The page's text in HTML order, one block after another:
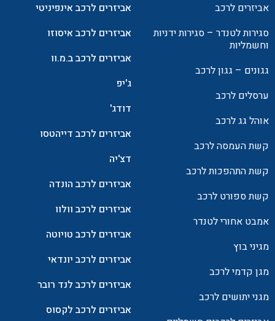
אביזרים לרכב
סגירות לטנדר – סגירות ידניות
וחשמליות
גגונים – גגון לרכב
ערסלים לרכב
אוהל גג לרכב
קשת העמסה לרכב
קשת התהפכות לרכב
קשת ספורט לרכב
אמבט אחורי לטנדר
מגיני בוץ
מגן קדמי לרכב
מגני יתושים לרכב
אביזרים לרכב אינפיניטי
אביזרים לרכב איסוזו
אביזרים לרכב ב.מ.וו
ג'יפ
דודג'
אביזרים לרכב דייהטסו
דצ'יה
אביזרים לרכב הונדה
אביזרים לרכב וולוו
אביזרים לרכב טויוטה
אביזרים לרכב יונדאי
אביזרים לרכב לנד רובר
אביזרים לרכב לקסוס